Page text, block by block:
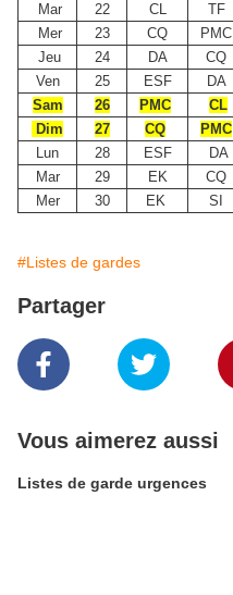
Mar
22 CL TF
Mer
23 CQ PMC
Jeu
24 DA CQ
Ven
25 ESF DA
Sam
26 PMC CL
Dim
27 CQ PMC
Lun
28 ESF DA
Mar
29 EK CQ
Mer
30 EK SI
#Listes de gardes
Partager
Vous aimerez aussi
Listes de garde urgences